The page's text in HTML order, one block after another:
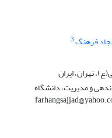
فرهنگ3
تهران، ایران
و مدیریت، دانشگاه